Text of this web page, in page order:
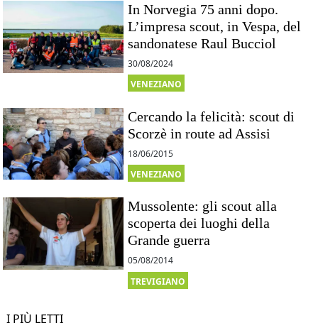
In Norvegia 75 anni dopo.
L’impresa scout, in Vespa, del
sandonatese Raul Bucciol
30/08/2024
VENEZIANO
Cercando la felicità: scout di
Scorzè in route ad Assisi
18/06/2015
VENEZIANO
Mussolente: gli scout alla
scoperta dei luoghi della
Grande guerra
05/08/2014
TREVIGIANO
I PIÙ LETTI